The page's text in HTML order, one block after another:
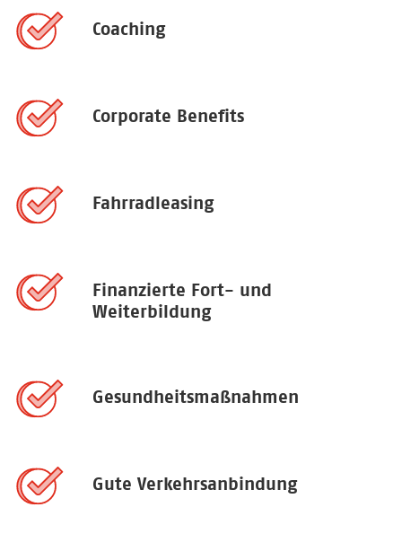
Coaching
Corporate Benefits
Fahrradleasing
Finanzierte Fort- und
Weiterbildung
Gesundheitsmaßnahmen
Gute Verkehrsanbindung